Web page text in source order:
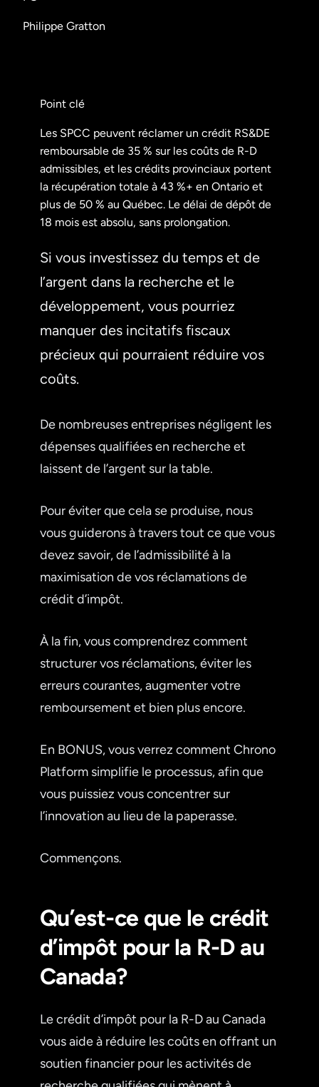
Philippe Gratton
Point clé
Les SPCC peuvent réclamer un crédit RS&DE
remboursable de 35 % sur les coûts de R-D
admissibles, et les crédits provinciaux portent
la récupération totale à 43 %+ en Ontario et
plus de 50 % au Québec. Le délai de dépôt de
18 mois est absolu, sans prolongation.
Si vous investissez du temps et de
l’argent dans la recherche et le
développement, vous pourriez
manquer des incitatifs fiscaux
précieux qui pourraient réduire vos
coûts.
De nombreuses entreprises négligent les
dépenses qualifiées en recherche et
laissent de l’argent sur la table.
Pour éviter que cela se produise, nous
vous guiderons à travers tout ce que vous
devez savoir, de l’admissibilité à la
maximisation de vos réclamations de
crédit d’impôt.
À la fin, vous comprendrez comment
structurer vos réclamations, éviter les
erreurs courantes, augmenter votre
remboursement et bien plus encore.
En BONUS, vous verrez comment Chrono
Platform simplifie le processus, afin que
vous puissiez vous concentrer sur
l’innovation au lieu de la paperasse.
Commençons.
Qu’est-ce que le crédit
d’impôt pour la R-D au
Canada?
Le crédit d’impôt pour la R-D au Canada
vous aide à réduire les coûts en offrant un
soutien financier pour les activités de